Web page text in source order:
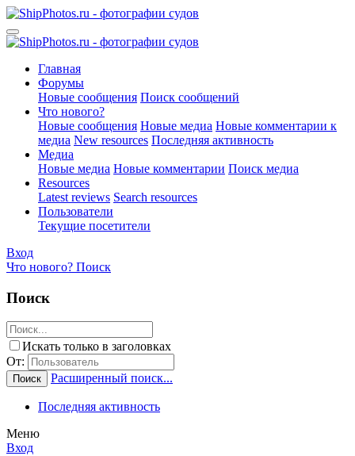
Главная
Форумы
Новые сообщения Поиск сообщений
Что нового?
Новые сообщения Новые медиа Новые комментарии к
медиа New resources Последняя активность
Медиа
Новые медиа Новые комментарии Поиск медиа
Resources
Latest reviews Search resources
Пользователи
Текущие посетители
Вход
Что нового? Поиск
Поиск
Искать только в заголовках
От:
Поиск Расширенный поиск...
Последняя активность
Меню
Вход